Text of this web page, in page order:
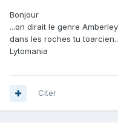
Bonjour
...on dirait le genre
dans les roches tu
Lytomania
Citer